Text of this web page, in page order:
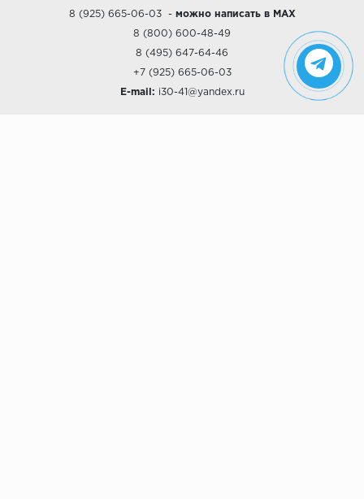
8 (925) 665-06-03- можно написать в MAX
8 (800) 600-48-49
8 (495) 647-64-46
+7 (925) 665-06-03
E-mail: i30-41@yandex.ru